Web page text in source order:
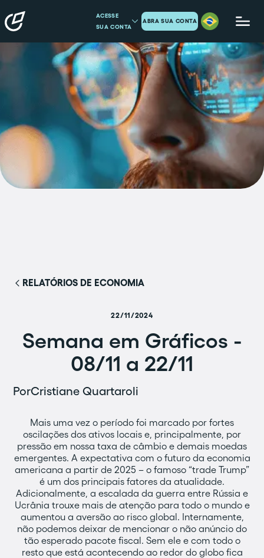
ACESSE
SUA CONTA
ABRA SUA CONTA
RELATÓRIOS DE ECONOMIA
22/11/2024
Semana em Gráficos -
08/11 a 22/11
PorCristiane Quartaroli
Mais uma vez o período foi marcado por fortes
oscilações dos ativos locais e, principalmente, por
pressão em nossa taxa de câmbio e demais moedas
emergentes. A expectativa com o futuro da economia
americana a partir de 2025 – o famoso “trade Trump”
é um dos principais fatores da atualidade.
Adicionalmente, a escalada da guerra entre Rússia e
Ucrânia trouxe mais de atenção para todo o mundo e
aumentou a aversão ao risco global. Internamente,
não podemos deixar de mencionar o não anúncio do
tão esperado pacote fiscal. Sem ele e com todo o
resto que está acontecendo ao redor do globo fica